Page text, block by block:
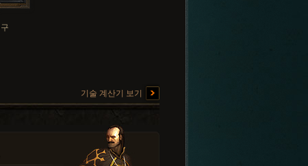
기술 계산기 보기